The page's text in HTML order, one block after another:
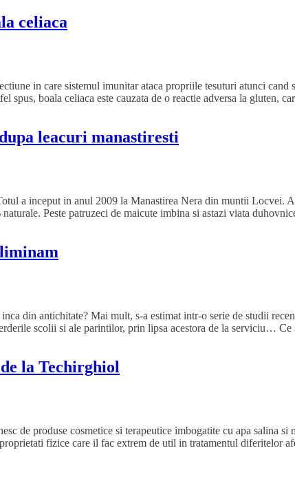
celiaca
in care sistemul imunitar ataca propriile tesuturi atunci
spus, boala celiaca este cauzata de o reactie adversa la gluten,
leacuri manastiresti
a inceput in anul 2009 la Manastirea Nera din muntii
Peste patruzeci de maicute imbina si astazi viata
din antichitate? Mai mult, s-a estimat intr-o serie de studii
scolii si ale parintilor, prin lipsa acestora de la serviciu…
la Techirghiol
de produse cosmetice si terapeutice imbogatite cu apa salina
proprietati fizice care il fac extrem de util in tratamentul